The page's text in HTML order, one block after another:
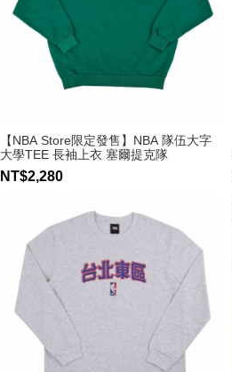
【NBA Store限定發售】NBA 隊伍大字
大學TEE 長袖上衣 塞爾提克隊
NT$2,280